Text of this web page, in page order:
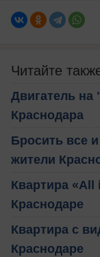
Читайте
Двигатель на
Краснодара
Бросить все
жители
Квартира «All
Краснодаре
Квартира с
Краснодаре